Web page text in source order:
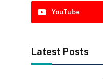
YouTube
Latest Posts